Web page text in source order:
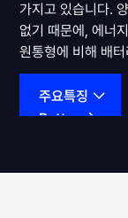
가지고 있습니다.
없기 때문에, 에너
원통형에 비해 배
주요특징
Button